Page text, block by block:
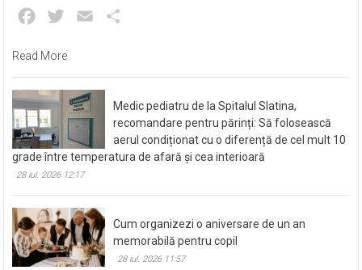
Facebook
Twitter Email
Read More
Medic pediatru de la Spitalul Slatina,
recomandare pentru părinți: Să folosească
aerul condiționat cu o diferență de cel mult 10
grade între temperatura de afară și cea interioară
28 iul. 2026 12:17
Cum organizezi o aniversare de un an
memorabilă pentru copil
28 iul. 2026 11:57